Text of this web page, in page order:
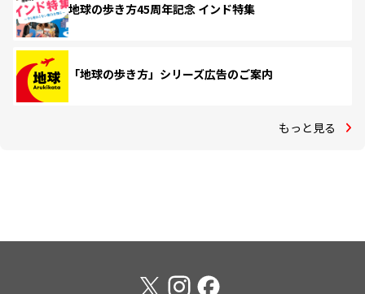
地球の歩き方45周年記念 インド特集
「地球の歩き方」シリーズ広告のご案内
もっと見る